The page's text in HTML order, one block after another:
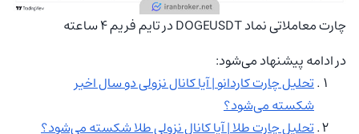
چارت معاملاتی نماد DOGEUSDT در تایم فریم 4 ساعته
در ادامه پیشنهاد می‌شود:
تحلیل چارت کاردانو | آیا کانال نزولی دو سال اخیر
شکسته می‌شود؟
تحلیل چارت طلا | آیا کانال نزولی طلا شکسته می‌شود؟